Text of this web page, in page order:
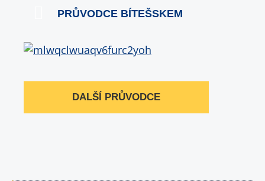
PRŮVODCE BÍTEŠSKEM
DALŠÍ PRŮVODCE